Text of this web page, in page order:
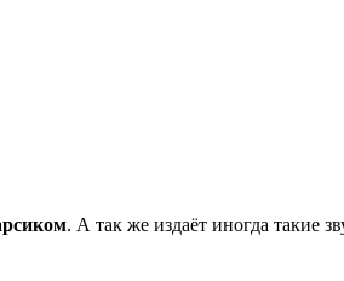
. А так же издаёт иногда такие